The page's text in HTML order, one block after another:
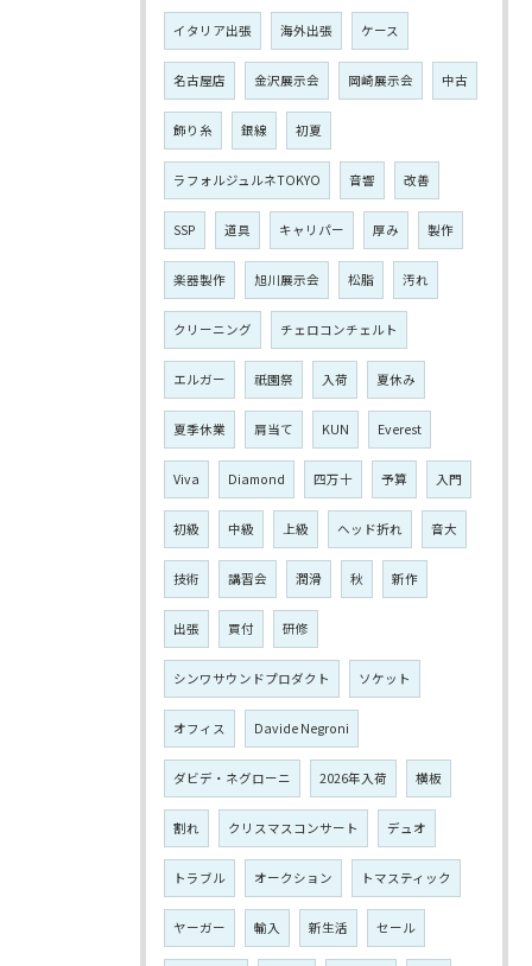
イタリア出張 海外出張 ケース
名古屋店 金沢展示会 岡崎展示会 中古
飾り糸 銀線 初夏
ラフォルジュルネTOKYO 音響 改善
SSP 道具 キャリパー 厚み 製作
楽器製作 旭川展示会 松脂 汚れ
クリーニング チェロコンチェルト
エルガー 祇園祭 入荷 夏休み
夏季休業 肩当て KUN Everest
Viva Diamond 四万十 予算 入門
初級 中級 上級 ヘッド折れ 音大
技術 講習会 潤滑 秋 新作
出張 買付 研修
シンワサウンドプロダクト ソケット
オフィス Davide Negroni
ダビデ・ネグローニ 2026年入荷 横板
割れ クリスマスコンサート デュオ
トラブル オークション トマスティック
ヤーガー 輸入 新生活 セール